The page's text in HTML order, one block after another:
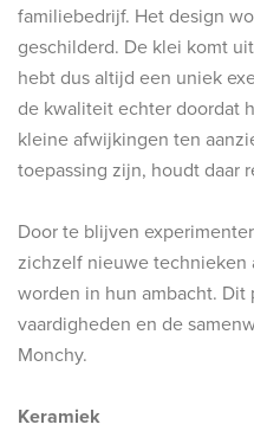
familiebedrijf. Het design
geschilderd. De klei komt
hebt dus altijd een uniek
de kwaliteit echter doordat
kleine afwijkingen ten
toepassing zijn, houdt daar
Door te blijven
zichzelf nieuwe technieken
worden in hun ambacht.
vaardigheden en de
Monchy.
Keramiek